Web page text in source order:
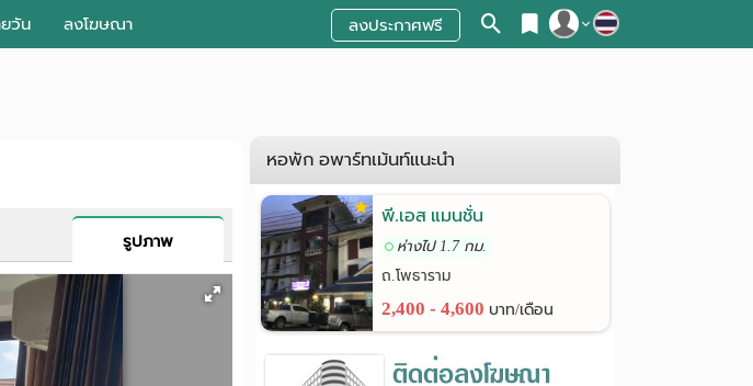
วัน ลงโฆษณา ลงประกาศฟรี
รูปภาพ
หอพัก อพาร์ทเม้นท์แนะนำ
พี.เอส แมนชั่น
ห่างไป 1.7 กม.
ถ.โพธาราม
2,400 - 4,600 บาท/เดือน